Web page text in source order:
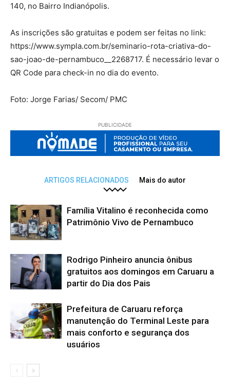
140, no Bairro Indianópolis.
As inscrições são gratuitas e podem ser feitas no link:
https://www.sympla.com.br/seminario-rota-criativa-do-
sao-joao-de-pernambuco__2268717. É necessário levar o
QR Code para check-in no dia do evento.
Foto: Jorge Farias/ Secom/ PMC
PUBLICIDADE
ARTIGOS RELACIONADOS Mais do autor
Família Vitalino é reconhecida como
Patrimônio Vivo de Pernambuco
Rodrigo Pinheiro anuncia ônibus
gratuitos aos domingos em Caruaru a
partir do Dia dos Pais
Prefeitura de Caruaru reforça
manutenção do Terminal Leste para
mais conforto e segurança dos
usuários